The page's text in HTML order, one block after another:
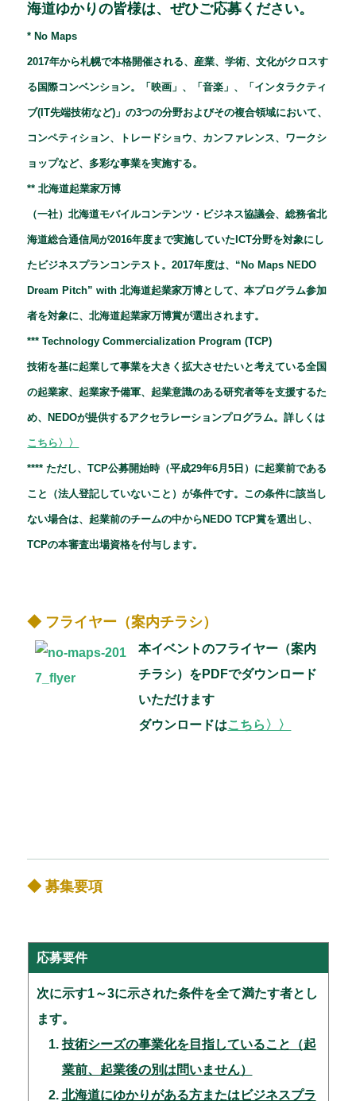
海道ゆかりの皆様は、ぜひご応募ください。
* No Maps
2017年から札幌で本格開催される、産業、学術、文化がクロスす
る国際コンベンション。「映画」、「音楽」、「インタラクティ
ブ(IT先端技術など)」の3つの分野およびその複合領域において、
コンペティション、トレードショウ、カンファレンス、ワークシ
ョップなど、多彩な事業を実施する。
** 北海道起業家万博
（一社）北海道モバイルコンテンツ・ビジネス協議会、総務省北
海道総合通信局が2016年度まで実施していたICT分野を対象にし
たビジネスプランコンテスト。2017年度は、“No Maps NEDO
Dream Pitch” with 北海道起業家万博として、本プログラム参加
者を対象に、北海道起業家万博賞が選出されます。
*** Technology Commercialization Program (TCP)
技術を基に起業して事業を大きく拡大させたいと考えている全国
の起業家、起業家予備軍、起業意識のある研究者等を支援するた
め、NEDOが提供するアクセラレーションプログラム。詳しくは
こちら〉〉
**** ただし、TCP公募開始時（平成29年6月5日）に起業前である
こと（法人登記していないこと）が条件です。この条件に該当し
ない場合は、起業前のチームの中からNEDO TCP賞を選出し、
TCPの本審査出場資格を付与します。
◆ フライヤー（案内チラシ）
本イベントのフライヤー（案内
チラシ）をPDFでダウンロード
いただけます
ダウンロードはこちら〉〉
◆ 募集要項
応募要件
次に示す1～3に示された条件を全て満たす者とし
ます。
技術シーズの事業化を目指していること（起
業前、起業後の別は問いません）
北海道にゆかりがある方またはビジネスプラ